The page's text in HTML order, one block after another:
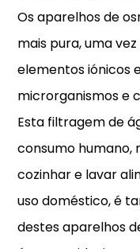
Os aparelhos de
mais pura, uma
elementos iónicos
microrganismos e
Esta filtragem de
consumo
cozinhar e lavar
uso doméstico, é
destes aparelhos